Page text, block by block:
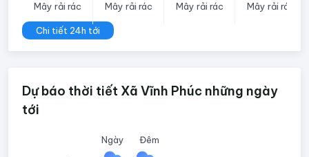
Mây rải rác Mây rải rác Mây rải rác Mây rải rác
Chi tiết 24h tới
Dự báo thời tiết Xã Vĩnh Phúc những ngày
tới
Ngày Đêm